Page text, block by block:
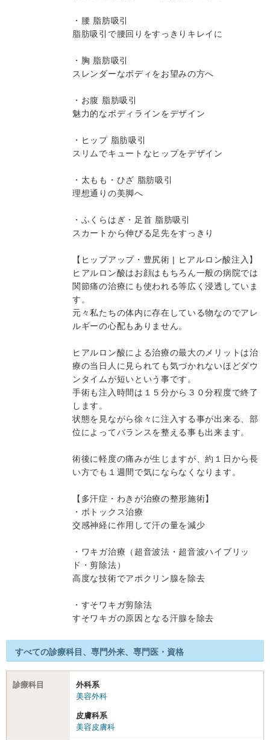
・腰 脂肪吸引
脂肪吸引で腰回りをすっきりキレイに
・胸 脂肪吸引
スレンダーなボディをお望みの方へ
・お腹 脂肪吸引
魅力的なボディラインをデザイン
・ヒップ 脂肪吸引
スリムでキュートなヒップをデザイン
・太もも・ひざ 脂肪吸引
理想通りの美脚へ
・ふくらはぎ・足首 脂肪吸引
スカートから伸びる足先をすっきり
【ヒップアップ・豊尻術 | ヒアルロン酸注入】
ヒアルロン酸はお顔はもちろん一般の病院では
関節痛の治療にも使われる等広く浸透していま
す。
元々私たちの体内に存在している物なのでアレ
ルギーの心配もありません。
ヒアルロン酸による治療の最大のメリットは治
療の当日人に見られても気づかれないほどダウ
ンタイムが短いという事です。
手術も注入時間は１５分から３０分程度で終了
します。
状態を見ながら徐々に注入する事が出来る、部
位によってバランスを整える事も出来ます。
術後に軽度の痛みが生じますが、約１日から長
い方でも１週間で気にならなくなります。
【多汗症・わきが治療の整形施術】
・ボトックス治療
交感神経に作用して汗の量を減少
・ワキガ治療（超音波法・超音波ハイブリッ
ド・剪除法）
高度な技術でアポクリン腺を除去
・すそワキガ剪除法
すそワキガの原因となる汗腺を除去
すべての診療科目、専門外来、専門医・資格
診療科目
外科系
美容外科
皮膚科系
美容皮膚科